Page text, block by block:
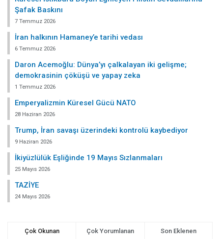
Şafak Baskını
7 Temmuz 2026
İran halkının Hamaney’e tarihi vedası
6 Temmuz 2026
Daron Acemoğlu: Dünya’yı çalkalayan iki gelişme;
demokrasinin çöküşü ve yapay zeka
1 Temmuz 2026
Emperyalizmin Küresel Gücü NATO
28 Haziran 2026
Trump, İran savaşı üzerindeki kontrolü kaybediyor
9 Haziran 2026
İkiyüzlülük Eşliğinde 19 Mayıs Sızlanmaları
25 Mayıs 2026
TAZİYE
24 Mayıs 2026
Çok Okunan Çok Yorumlanan Son Eklenen